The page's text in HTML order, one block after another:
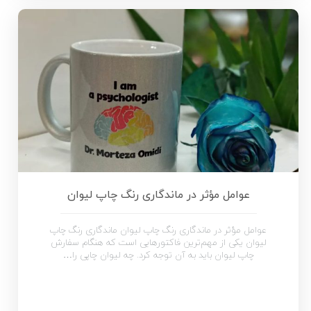
عوامل مؤثر در ماندگاری رنگ چاپ لیوان
عوامل مؤثر در ماندگاری رنگ چاپ لیوان ماندگاری رنگ چاپ
لیوان یکی از مهم‌ترین فاکتورهایی است که هنگام سفارش
چاپ لیوان باید به آن توجه کرد. چه لیوان چاپی را…